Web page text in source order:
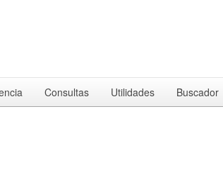
Consultas Utilidades Buscador